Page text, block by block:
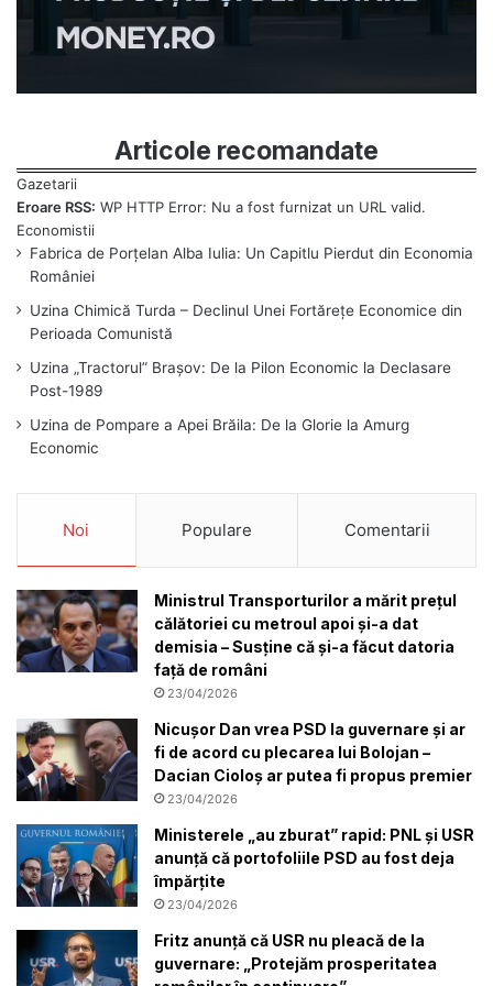
Articole recomandate
Eroare RSS: WP HTTP Error: Nu a fost furnizat un URL valid.
Fabrica de Porțelan Alba Iulia: Un Capitlu Pierdut din Economia
României
Uzina Chimică Turda – Declinul Unei Fortărețe Economice din
Perioada Comunistă
Uzina „Tractorul” Brașov: De la Pilon Economic la Declasare
Post-1989
Uzina de Pompare a Apei Brăila: De la Glorie la Amurg
Economic
Noi Populare Comentarii
Ministrul Transporturilor a mărit prețul
călătoriei cu metroul apoi și-a dat
demisia – Susține că și-a făcut datoria
față de români
23/04/2026
Nicuşor Dan vrea PSD la guvernare şi ar
fi de acord cu plecarea lui Bolojan –
Dacian Cioloș ar putea fi propus premier
23/04/2026
Ministerele „au zburat” rapid: PNL și USR
anunță că portofoliile PSD au fost deja
împărțite
23/04/2026
Fritz anunță că USR nu pleacă de la
guvernare: „Protejăm prosperitatea